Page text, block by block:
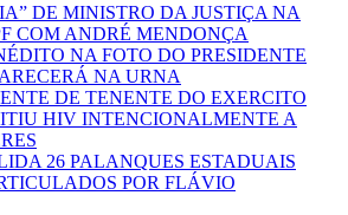
DE MINISTRO DA JUSTIÇA NA
COM ANDRÉ MENDONÇA
NA FOTO DO PRESIDENTE
NA URNA
DE TENENTE DO EXERCITO
HIV INTENCIONALMENTE A
26 PALANQUES ESTADUAIS
POR FLÁVIO